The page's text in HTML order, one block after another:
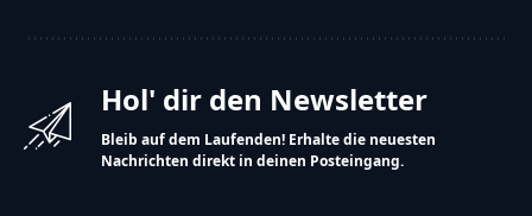
Hol' dir den Newsletter
Bleib auf dem Laufenden! Erhalte die neuesten
Nachrichten direkt in deinen Posteingang.